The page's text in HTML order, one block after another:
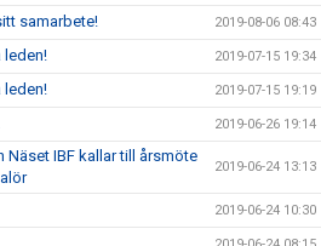
samarbete! 2019-08-06 08:43
2019-07-15 19:34
2019-07-15 19:19
2019-06-26 19:14
Näset IBF kallar till årsmöte
2019-06-24 13:13
2019-06-24 10:30